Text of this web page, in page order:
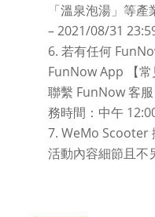
「溫泉泡湯」等
– 2021/08/31
若有任何
FunNow App 【
聯繫 FunNow 客
務時間：中午
WeMo Scooter
活動內容細節且不